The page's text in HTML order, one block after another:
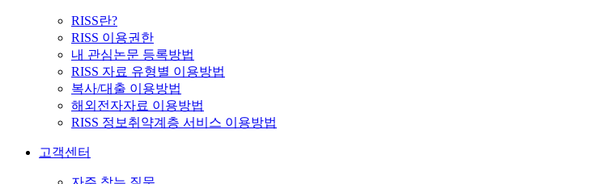
RISS란?
RISS 이용권한
내 관심논문 등록방법
RISS 자료 유형별 이용방법
복사/대출 이용방법
해외전자자료 이용방법
RISS 정보취약계층 서비스 이용방법
고객센터